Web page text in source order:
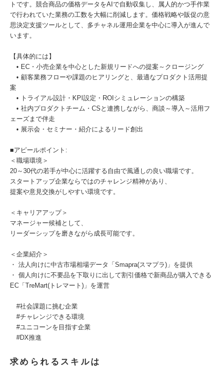
トです。競合商品の価格データをAIで自動収集し、属人的かつ手作業
で行われていた業務の工数を大幅に削減します。価格戦略や販促の意
思決定支援ツールとして、多チャネル運用企業を中心に導入が進んで
います。
【具体的には】
• EC・小売企業を中心とした新規リードへの提案～クロージング
• 顧客業務フローや課題のヒアリングと、最適なプロダクト活用提
案
• トライアル設計・KPI設定・ROIシミュレーションの構築
• 社内プロダクトチーム・CSと連携しながら、商談～導入～活用フ
ェーズまで伴走
• 展示会・セミナー・紹介によるリード創出
■アピールポイント:
＜職場環境＞
20～30代の若手が中心に活躍する自由で風通しの良い職場です。
スタートアップ企業ならではのチャレンジ精神があり、
提案や意見交換がしやすい環境です。
＜キャリアアップ＞
マネージャー候補として、
リーダーシップを磨きながら成長可能です。
＜企業紹介＞
・ 法人向けに中古市場相場データ「Smapra(スマプラ)」を提供
・ 個人向けに不要品を下取りに出して割引価格で新商品が購入できる
EC「TreMart(トレマート)」を運営
#社会課題に挑む企業
#チャレンジできる環境
#ユニコーンを目指す企業
#DX推進
求められるスキルは